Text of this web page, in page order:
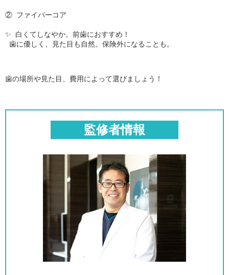
② ファイバーコア
✨ 白くてしなやか。前歯におすすめ！
歯に優しく、見た目も自然。保険外になることも。
歯の場所や見た目、費用によって選びましょう！
監修者情報